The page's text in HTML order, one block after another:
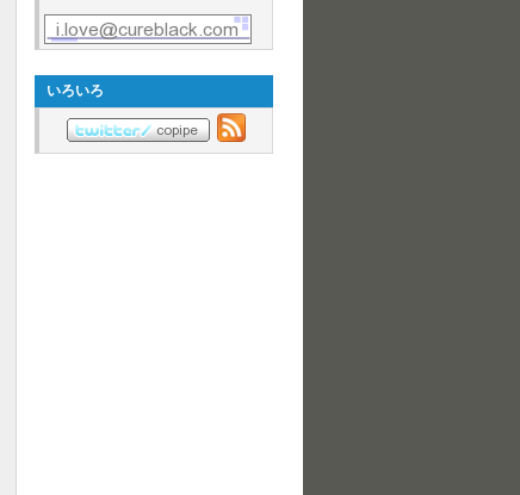
いろいろ